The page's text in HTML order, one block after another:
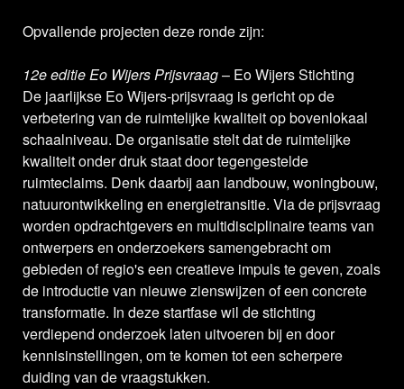
Opvallende projecten deze ronde zijn:
12e editie Eo Wijers Prijsvraag– Eo Wijers Stichting
De jaarlijkse Eo Wijers-prijsvraag is gericht op de
verbetering van de ruimtelijke kwaliteit op bovenlokaal
schaalniveau. De organisatie stelt dat de ruimtelijke
kwaliteit onder druk staat door tegengestelde
ruimteclaims. Denk daarbij aan landbouw, woningbouw,
natuurontwikkeling en energietransitie. Via de prijsvraag
worden opdrachtgevers en multidisciplinaire teams van
ontwerpers en onderzoekers samengebracht om
gebieden of regio's een creatieve impuls te geven, zoals
de introductie van nieuwe zienswijzen of een concrete
transformatie. In deze startfase wil de stichting
verdiepend onderzoek laten uitvoeren bij en door
kennisinstellingen, om te komen tot een scherpere
duiding van de vraagstukken.